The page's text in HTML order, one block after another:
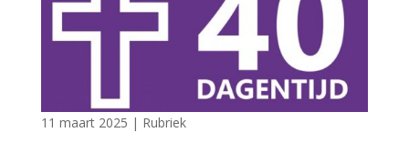
11 maart 2025 | Rubriek